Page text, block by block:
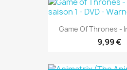
Game Of Thrones -
9,99 €